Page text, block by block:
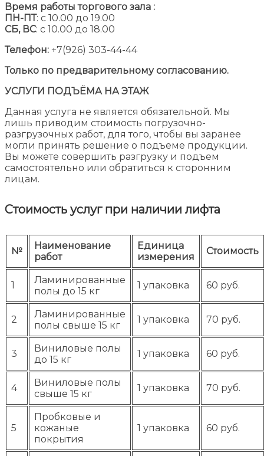
Время работы торгового зала :
ПН-ПТ: с 10.00 до 19.00
СБ, ВС: с 10.00 до 18.00
Телефон: +7(926) 303-44-44
Только по предварительному согласованию.
УСЛУГИ ПОДЪЁМА НА ЭТАЖ
Данная услуга не является обязательной. Мы
лишь приводим стоимость погрузочно-
разгрузочных работ, для того, чтобы вы заранее
могли принять решение о подъеме продукции.
Вы можете совершить разгрузку и подъем
самостоятельно или обратиться к сторонним
лицам.
Стоимость услуг при наличии лифта
№
Наименование
работ
Единица
измерения
Стоимость
1
Ламинированные
полы до 15 кг
1 упаковка 60 руб.
2
Ламинированные
полы свыше 15 кг
1 упаковка 70 руб.
3
Виниловые полы
до 15 кг
1 упаковка 60 руб.
4
Виниловые полы
свыше 15 кг
1 упаковка 70 руб.
5
Пробковые и
кожаные
покрытия
1 упаковка 60 руб.